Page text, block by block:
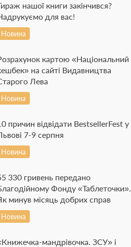
нашої книги закінчився?
для вас!
Новина
картою «Національний
на сайті Видавництва
Лева
Новина
причин відвідати BestsellerFest у
7-9 серпня
Новина
330 гривень передано
Фонду «Таблеточки».
минув місяць добрих справ
Новина
мандрівочка. ЗСУ» і